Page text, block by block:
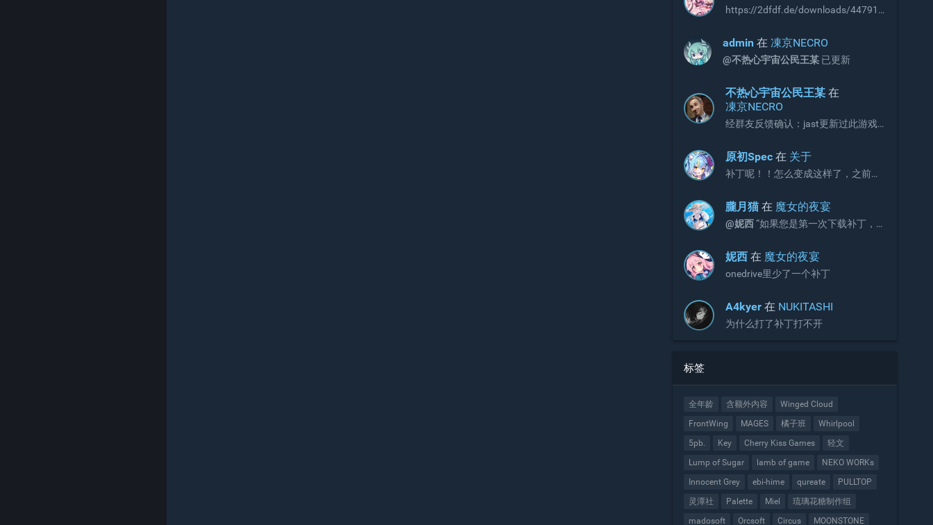
https://2dfdf.de/downloads/44791
R18补丁，无需积分即可下载，站长
可以考虑收录
admin 在凍京NECRO
@不热心宇宙公民王某 已更新
不热心宇宙公民王某 在
凍京NECRO
经群友反馈确认：jast更新过此游戏
的问题。 V3版本补丁官方链接如下，
请更新官网链接与onedrive文件：
https://jaststore.com/zh...
原初Spec 在 关于
补丁呢！！怎么变成这样了，之前不
朧月猫 在 魔女的夜宴
@妮西“如果您是第一次下载补丁，
额外下载增益更新补丁。”
妮西 在 魔女的夜宴
onedrive里少了一个补丁
A4kyer 在 NUKITASHI
为什么打了补丁打不开
标签
全年龄 含额外内容
Winged Cloud
FrontWing
MAGES 橘子班
Whirlpool
5pb.
Key Cherry Kiss Games
轻文
Lump of Sugar
lamb of game
NEKO WORKs
Innocent Grey
ebi-hime qureate
PULLTOP
灵潭社
Palette Miel
琉璃花糖制作组
madosoft
Orcsoft Circus
MOONSTONE